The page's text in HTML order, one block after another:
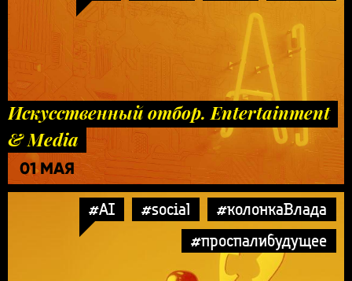
Искусственный отбор. Entertainment
& Media
01 МАЯ
#AI #social
#колонкаВлада
#проспалибудущее